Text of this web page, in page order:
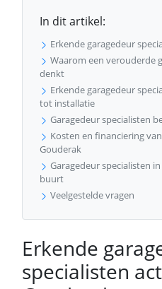
In dit artikel:
Erkende garagedeur
Waarom een verouderde
denkt
Erkende garagedeur
tot installatie
Garagedeur specialisten
Kosten en financiering
Gouderak
Garagedeur specialisten
buurt
Veelgestelde vragen
Erkende
specialisten